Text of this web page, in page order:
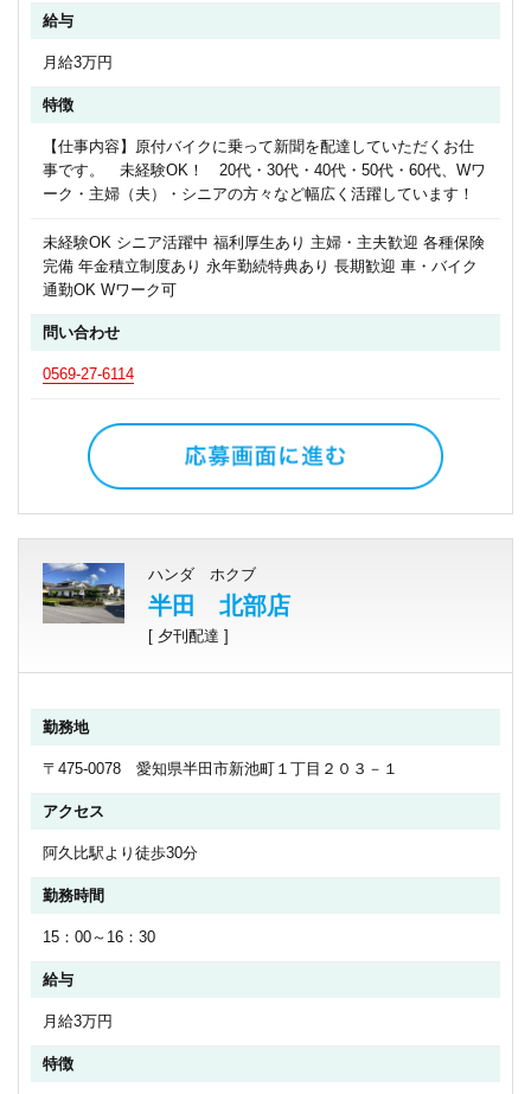
給与
月給3万円
特徴
【仕事内容】原付バイクに乗って新聞を配達していただくお仕
事です。 未経験OK！ 20代・30代・40代・50代・60代、Wワ
ーク・主婦（夫）・シニアの方々など幅広く活躍しています！
未経験OK シニア活躍中 福利厚生あり 主婦・主夫歓迎 各種保険
完備 年金積立制度あり 永年勤続特典あり 長期歓迎 車・バイク
通勤OK Wワーク可
問い合わせ
0569-27-6114
ハンダ ホクブ
半田 北部店
[ 夕刊配達 ]
勤務地
〒475-0078 愛知県半田市新池町１丁目２０３－１
アクセス
阿久比駅より徒歩30分
勤務時間
15：00～16：30
給与
月給3万円
特徴